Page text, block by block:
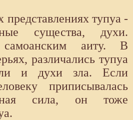
представлениях тупуа -
существа, духи.
самоанским аиту. В
различались тупуа
и духи зла. Если
приписывалась
сила, он тоже